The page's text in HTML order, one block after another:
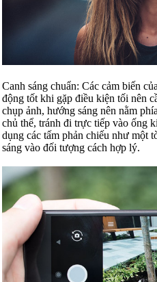
Canh sáng chuẩn: Các cảm biến
động tốt khi gặp điều kiện tối nên
chụp ảnh, hướng sáng nên nằm
chủ thể, tránh đi trực tiếp vào ống
dụng các tấm phản chiếu như một
sáng vào đối tượng cách hợp lý.